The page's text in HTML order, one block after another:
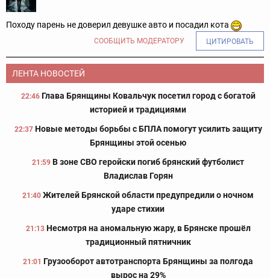
Походу парень не доверил девушке авто и посадил кота
СООБЩИТЬ МОДЕРАТОРУ ЦИТИРОВАТЬ
ЛЕНТА НОВОСТЕЙ
22:46 Глава Брянщины Ковальчук посетил город с богатой
историей и традициями
22:37 Новые методы борьбы с БПЛА помогут усилить защиту
Брянщины этой осенью
21:59 В зоне СВО геройски погиб брянский футболист
Владислав Горян
21:40 Жителей Брянской области предупредили о ночном
ударе стихии
21:13 Несмотря на аномальную жару, в Брянске прошёл
традиционный пятничник
21:01 Грузооборот автотранспорта Брянщины за полгода
вырос на 29%